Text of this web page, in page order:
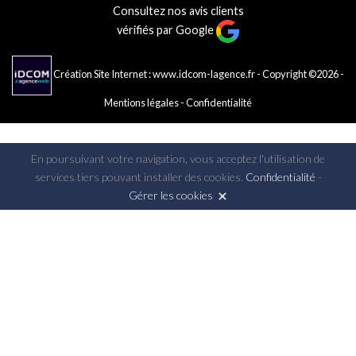
Consultez nos avis clients
vérifiés par Google
Création Site Internet : www.idcom-lagence.fr- Copyright ©2026 -
Mentions légales-Confidentialité
En poursuivant votre navigation, vous acceptez l'utilisation de
services tiers pouvant installer des cookies. Confidentialité -
Gérer les cookies